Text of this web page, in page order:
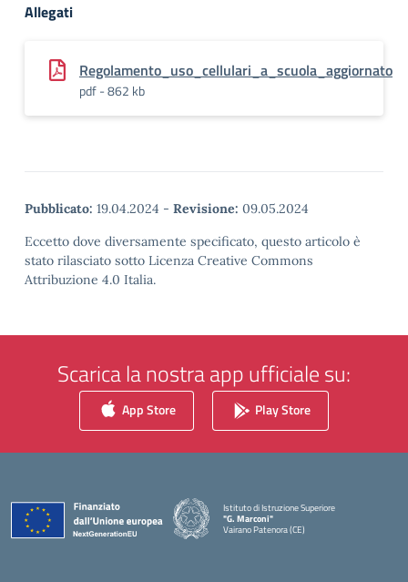
Allegati
Regolamento_uso_cellulari_a_scuola_aggiornato
pdf - 862 kb
Pubblicato: 19.04.2024 - Revisione: 09.05.2024
Eccetto dove diversamente specificato, questo articolo è
stato rilasciato sotto Licenza Creative Commons
Attribuzione 4.0 Italia.
Scarica la nostra app ufficiale su:
App Store Play Store
Istituto di Istruzione Superiore
"G. Marconi"
Vairano Patenora (CE)